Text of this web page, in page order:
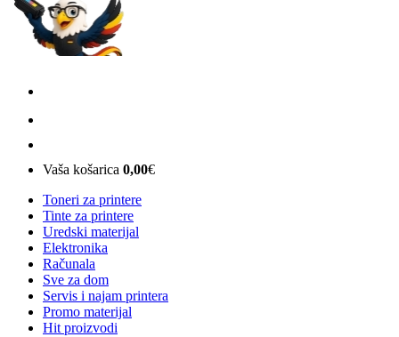
Vaša košarica 0,00€
Toneri za printere
Tinte za printere
Uredski materijal
Elektronika
Računala
Sve za dom
Servis i najam printera
Promo materijal
Hit proizvodi